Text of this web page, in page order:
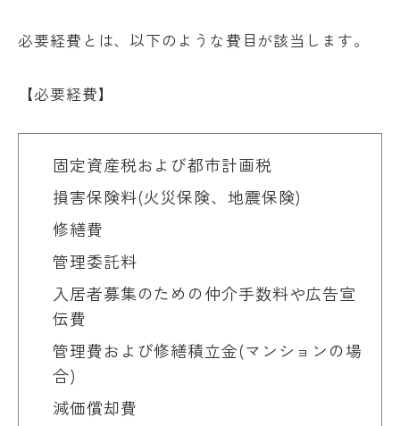
必要経費とは、以下のような費目が該当します。
【必要経費】
固定資産税および都市計画税
損害保険料(火災保険、地震保険)
修繕費
管理委託料
入居者募集のための仲介手数料や広告宣
伝費
管理費および修繕積立金(マンションの場
合)
減価償却費